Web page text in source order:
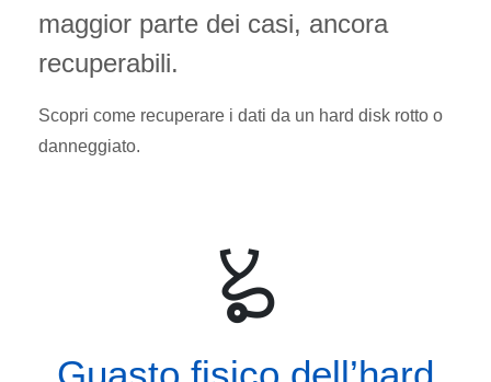
maggior parte dei casi, ancora
recuperabili.
Scopri come recuperare i dati da un hard disk rotto o
danneggiato.